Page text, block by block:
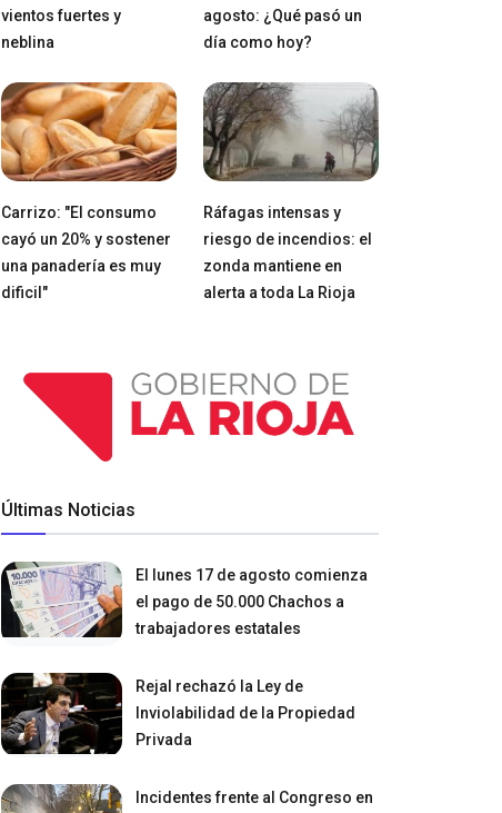
vientos fuertes y
neblina
agosto: ¿Qué pasó un
día como hoy?
Carrizo: "El consumo
cayó un 20% y sostener
una panadería es muy
dificil"
Ráfagas intensas y
riesgo de incendios: el
zonda mantiene en
alerta a toda La Rioja
Últimas Noticias
El lunes 17 de agosto comienza
el pago de 50.000 Chachos a
trabajadores estatales
Rejal rechazó la Ley de
Inviolabilidad de la Propiedad
Privada
Incidentes frente al Congreso en